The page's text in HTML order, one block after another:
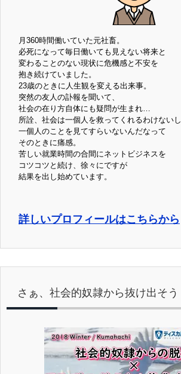
月360時間働いていた元社畜。
必死になって毎日働いても見えない将来と
変わることのない現状に危機感と不安を
抱き続けていました。
23歳のときに人生観を変える出来事。
突然の友人の訃報を聞いて、
社会の在り方自体にも疑問が生まれ…
所詮、社会は一個人を救ってくれるわけないし
一個人のことを見てすらいないんだなって
そのときに痛感。
苦しい就業時間の合間にネットビジネスを
コツコツと続け、徐々にですが
結果を出し始めています。
詳しいプロフィールはこちらから
さぁ、社会的奴隷から抜け出そう